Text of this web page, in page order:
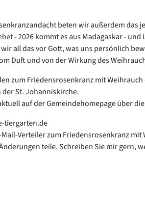
beten wir außerdem das
- 2026 kommt es aus Madagaskar - und
all das vor Gott, was uns persönlich
Duft und von der Wirkung des
zum Friedensrosenkranz mit Weihrauch
der St. Johanniskirche.
auf der Gemeindehomepage über
tiergarten.de
Verteiler zum Friedensrosenkranz mit
teile. Schreiben Sie mir gern,